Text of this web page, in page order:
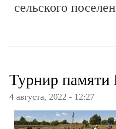
сельского
Турнир памяти
4 августа, 2022 - 12:27